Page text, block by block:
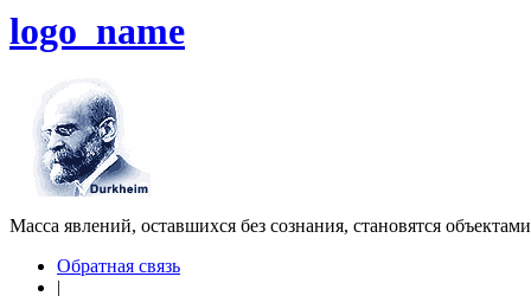
logo_name
Масса явлений, оставшихся без сознания, становятся
Обратная связь
|